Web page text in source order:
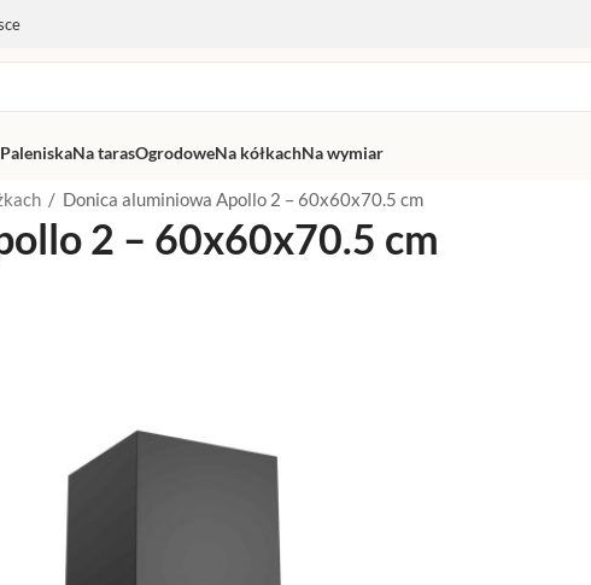
PaleniskaNa tarasOgrodoweNa kółkachNa wymiar
/ Donica aluminiowa Apollo 2 – 60x60x70.5 cm
2 – 60x60x70.5 cm